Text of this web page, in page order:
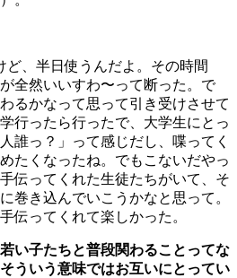
ど、半日使うんだよ。その時間
全然いいすわ〜って断った。で
るかなって思って引き受けさせて
行ったら行ったで、大学生にとっ
誰っ？」って感じだし、喋ってく
たくなったね。でもこないだやっ
伝ってくれた生徒たちがいて、そ
巻き込んでいこうかなと思って。
伝ってくれて楽しかった。
い子たちと普段関わることってな
ういう意味ではお互いにとってい